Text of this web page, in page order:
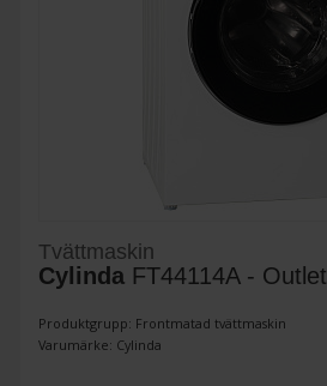
Tvättmaskin
Cylinda FT44114A - Outlet
Produktgrupp: Frontmatad tvättmaskin
Varumärke: Cylinda